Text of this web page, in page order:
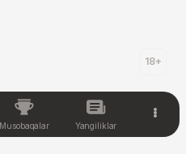
18+
Musobaqalar Yangiliklar